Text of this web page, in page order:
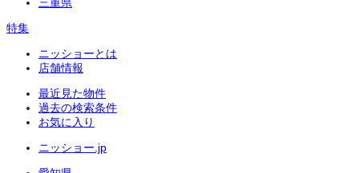
特集
ニッショーとは
店舗情報
最近見た物件
過去の検索条件
お気に入り
ニッショー.jp